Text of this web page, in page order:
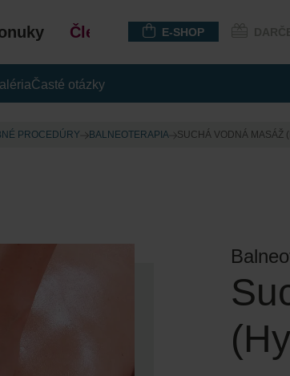
Členstvo E-SHOP
Časté otázky
PROCEDÚRY BALNEOTERAPIA SUCHÁ VODNÁ MASÁŽ